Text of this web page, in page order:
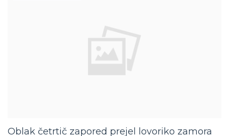
Oblak četrtič zapored prejel lovoriko zamora